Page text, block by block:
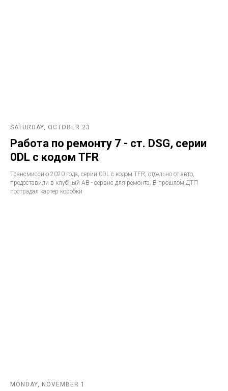
SATURDAY, OCTOBER 23
Работа по ремонту 7 - ст. DSG, серии
0DL с кодом TFR
Трансмиссию 2020 года, серии 0DL с кодом TFR, отдельно от авто,
предоставили в клубный АВ - сервис для ремонта. В прошлом ДТП
пострадал картер коробки
MONDAY, NOVEMBER 1